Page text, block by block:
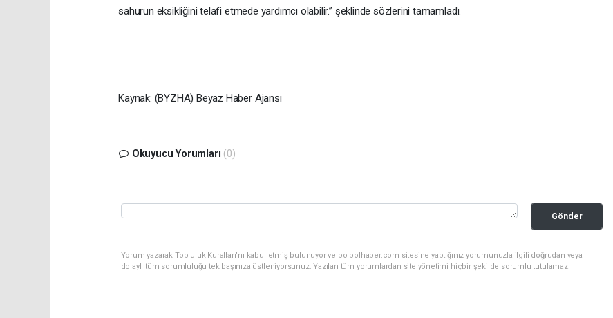
sahurun eksikliğini telafi etmede yardımcı olabilir.” şeklinde sözlerini tamamladı.
Kaynak: (BYZHA) Beyaz Haber Ajansı
Okuyucu Yorumları (0)
Gönder
Yorum yazarak Topluluk Kuralları’nı kabul etmiş bulunuyor ve bolbolhaber.com sitesine yaptığınız yorumunuzla ilgili doğrudan veya
dolaylı tüm sorumluluğu tek başınıza üstleniyorsunuz. Yazılan tüm yorumlardan site yönetimi hiçbir şekilde sorumlu tutulamaz.